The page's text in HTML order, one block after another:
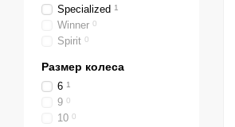
Specialized 1
Winner 0
Spirit 0
Размер колеса
6 1
9 0
10 0